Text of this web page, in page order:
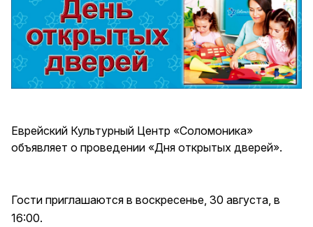
Еврейский Культурный Центр «Соломоника»
объявляет о проведении «Дня открытых дверей».
Гости приглашаются в воскресенье, 30 августа, в
16:00.